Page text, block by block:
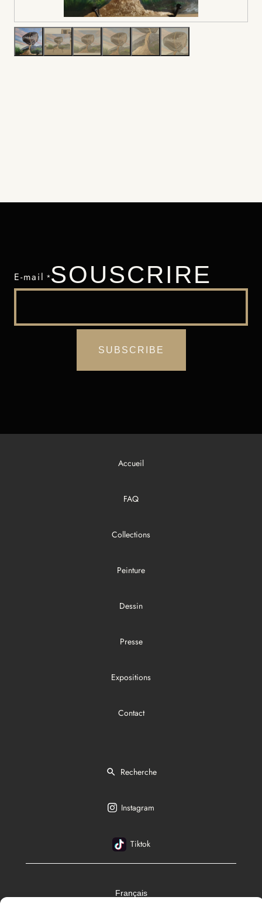
SOUSCRIRE
E-mail *
Accueil
FAQ
Collections
Peinture
Dessin
Presse
Expositions
Contact
Recherche
Instagram
Tiktok
Français